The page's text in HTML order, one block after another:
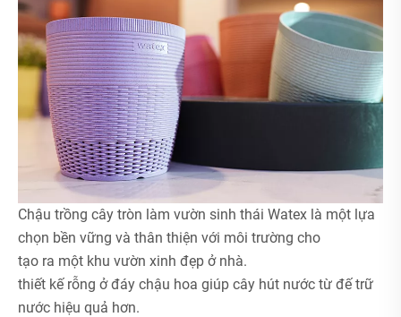
Chậu trồng cây tròn làm vườn sinh thái Watex là một lựa
chọn bền vững và thân thiện với môi trường cho
tạo ra một khu vườn xinh đẹp ở nhà.
thiết kế rỗng ở đáy chậu hoa giúp cây hút nước từ đế trữ
nước hiệu quả hơn.